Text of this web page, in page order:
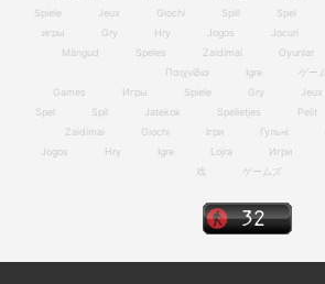
Spiele
Jeux Giochi Spill Spel
игры
Gry Hry Jogos Jocuri
Mängud
Speles Zaidimai Oyunlar
Παιχνίδια
Igre
ゲーム
Games
Игры Spiele Gry Jeux
Spel
Spil Jatekok Spelletjes Pelit
Zaidimai
Giochi Ігри Гульні
Jogos
Hry Igre Lojra Игри
戏
ゲームズ